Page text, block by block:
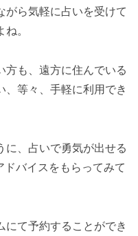
がら気軽に占いを受けて
。
方も、遠方に住んでいる
、等々、手軽に利用でき
に、占いで勇気が出せる
ドバイスをもらってみて
にて予約することができ